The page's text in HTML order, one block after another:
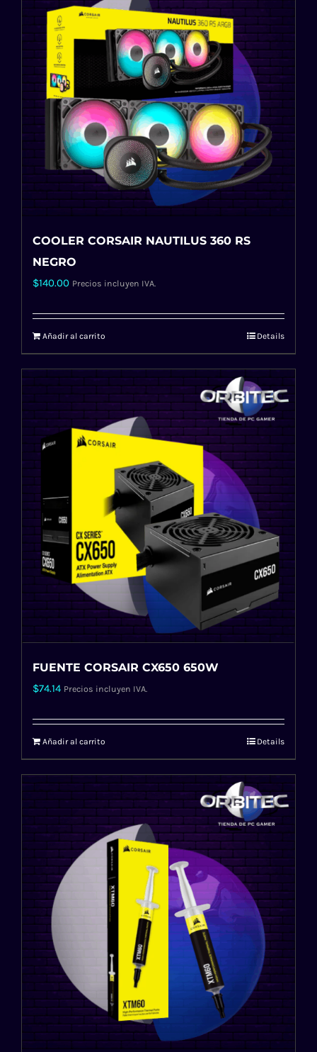
COOLER CORSAIR NAUTILUS 360 RS
NEGRO
$140.00 Precios incluyen IVA.
Añadir al carrito Details
FUENTE CORSAIR CX650 650W
$74.14 Precios incluyen IVA.
Añadir al carrito Details